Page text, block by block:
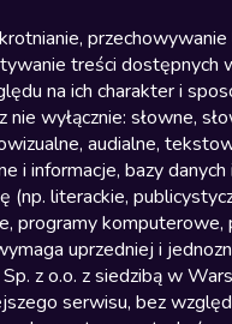
treści dostępnych
na ich charakter i
nie wyłącznie: słowne,
audialne,
i informacje, bazy
(np. literackie,
programy komputerowe,
uprzedniej i
z o.o. z siedzibą w
serwisu, bez